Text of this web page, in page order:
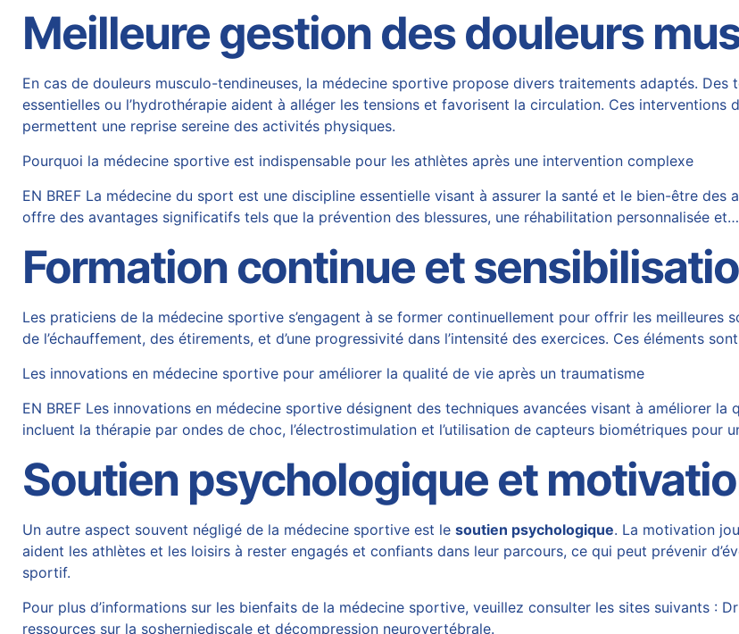
Meilleure gestion des douleurs
En cas de douleurs musculo-tendineuses, la médecine sportive propose divers traitements adaptés. Des
essentielles ou l’hydrothérapie aident à alléger les tensions et favorisent la circulation. Ces
permettent une reprise sereine des activités physiques.
Pourquoi la médecine sportive est indispensable pour les athlètes après une intervention complexe
EN BREF La médecine du sport est une discipline essentielle visant à assurer la santé et le bien-être
offre des avantages significatifs tels que la prévention des blessures, une réhabilitation personnalisée et…
Formation continue et
Les praticiens de la médecine sportive s’engagent à se former continuellement pour offrir les meilleures
de l’échauffement, des étirements, et d’une progressivité dans l’intensité des exercices. Ces éléments
Les innovations en médecine sportive pour améliorer la qualité de vie après un traumatisme
EN BREF Les innovations en médecine sportive désignent des techniques avancées visant à améliorer
incluent la thérapie par ondes de choc, l’électrostimulation et l’utilisation de capteurs biométriques pour
Soutien psychologique et
Un autre aspect souvent négligé de la médecine sportive est lesoutien psychologique. La motivation
aident les athlètes et les loisirs à rester engagés et confiants dans leur parcours, ce qui peut prévenir
sportif.
Pour plus d’informations sur les bienfaits de la médecine sportive, veuillez consulter les sites suivants :
ressources sur la sosherniediscale etdécompression neurovertébrale.